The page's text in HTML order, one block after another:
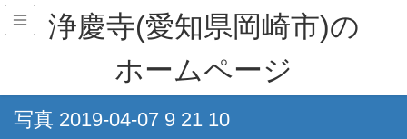
浄慶寺(愛知県岡崎市)の
ホームページ
写真 2019-04-07 9 21 10